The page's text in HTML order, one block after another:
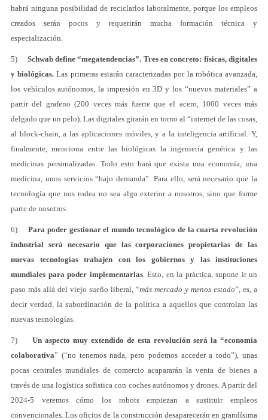
habrá ninguna posibilidad de reciclarlos laboralmente, porque los empleos
creados serán pocos y requerirán mucha formación técnica y
especialización.
5) Schwab define “megatendencias”. Tres en concreto: físicas, digitales
y biológicas. Las primeras estarán caracterizadas por la robótica avanzada,
los vehículos autónomos, la impresión en 3D y los “nuevos materiales” a
partir del grafeno (200 veces más fuerte que el acero, 1000 veces más
delgado que un pelo). Las digitales girarán en torno al “internet de las cosas,
al block-chain, a las aplicaciones móviles, y a la inteligencia artificial. Y,
finalmente, menciona entre las biológicas la ingeniería genética y las
medicinas personalizadas. Todo esto hará que exista una economía, una
medicina, unos servicios “bajo demanda”. Para ello, será necesario que la
tecnología que nos rodea no sea algo exterior a nosotros, sino que forme
parte de nosotros.
6)Para poder gestionar el mundo tecnológico de la cuarta revolución
industrial será necesario que las corporaciones propietarias de las
nuevas tecnologías trabajen con los gobiernos y las instituciones
mundiales para poder implementarlas. Esto, en la práctica, supone ir un
paso más allá del viejo sueño liberal, “más mercado y menos estado”, es, a
decir verdad, la subordinación de la política a aquellos que controlan las
nuevas tecnologías.
7) Un aspecto muy extendido de esta revolución será la “economía
colaborativa” (“no tenemos nada, pero podemos acceder a todo”), unas
pocas centrales mundiales de comercio acapararán la venta de bienes a
través de una logística sofistica con coches autónomos y drones. A partir del
2024-5 veremos cómo los robots empiezan a sustituir empleos
convencionales. Los oficios de la construcción desaparecerán en grandísima